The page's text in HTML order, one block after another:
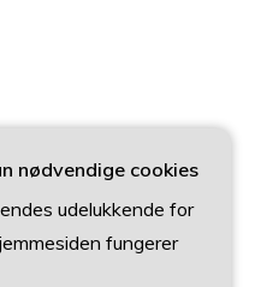
nødvendige cookies
udelukkende for
fungerer